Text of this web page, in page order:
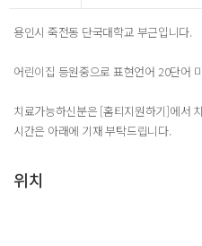
용인시 죽전동 단국대학교 부근입니다.
어린이집 등원중으로 표현언어 20단어
치료가능하신분은 [홈티지원하기]에서
시간은 아래에 기재 부탁드립니다.
위치